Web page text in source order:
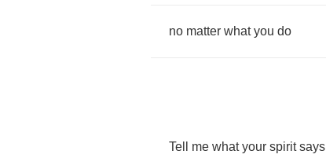
no matter what you do
Tell me what your spirit says